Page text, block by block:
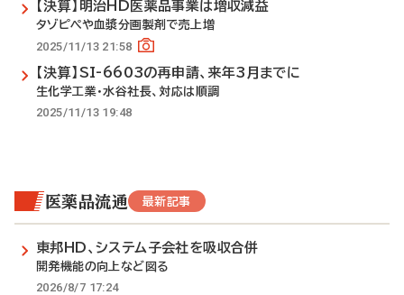
【決算】明治HD医薬品事業は増収減益
タゾピペや血漿分画製剤で売上増
2025/11/13 21:58
【決算】SI-6603の再申請、来年3月までに
生化学工業・水谷社長、対応は順調
2025/11/13 19:48
医薬品流通 最新記事
東邦HD、システム子会社を吸収合併
開発機能の向上など図る
2026/8/7 17:24